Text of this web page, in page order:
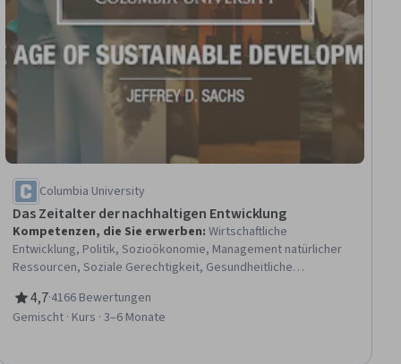
Columbia University
Das Zeitalter der nachhaltigen Entwicklung
Kompetenzen, die Sie erwerben:Wirtschaftliche
Entwicklung, Politik, Sozioökonomie, Management natürlicher
Ressourcen, Soziale Gerechtigkeit, Gesundheitliche
Gemeinschaft, Öffentliche Gesundheit und
Krankheitsvorbeugung, and Social Studies, Gesundheitliche
4,7
Bewertung, 4,7 von 5 Sternen
·4166 Bewertungen
Gemischt · Kurs · 3–6 Monate